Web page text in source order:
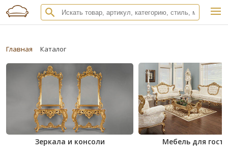
Главная Каталог
Зеркала и консоли Мебель для